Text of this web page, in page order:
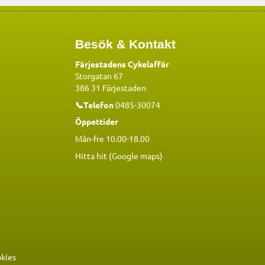
Besök & Kontakt
Färjestadens Cykelaffär
Storgatan 67
386 31 Färjestaden
📞Telefon0485-30074
Öppettider
Mån-fre 10.00-18.00
Hitta hit (Google maps)